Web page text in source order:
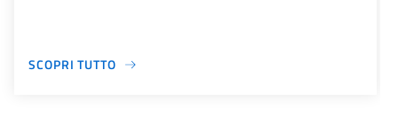
SCOPRI TUTTO